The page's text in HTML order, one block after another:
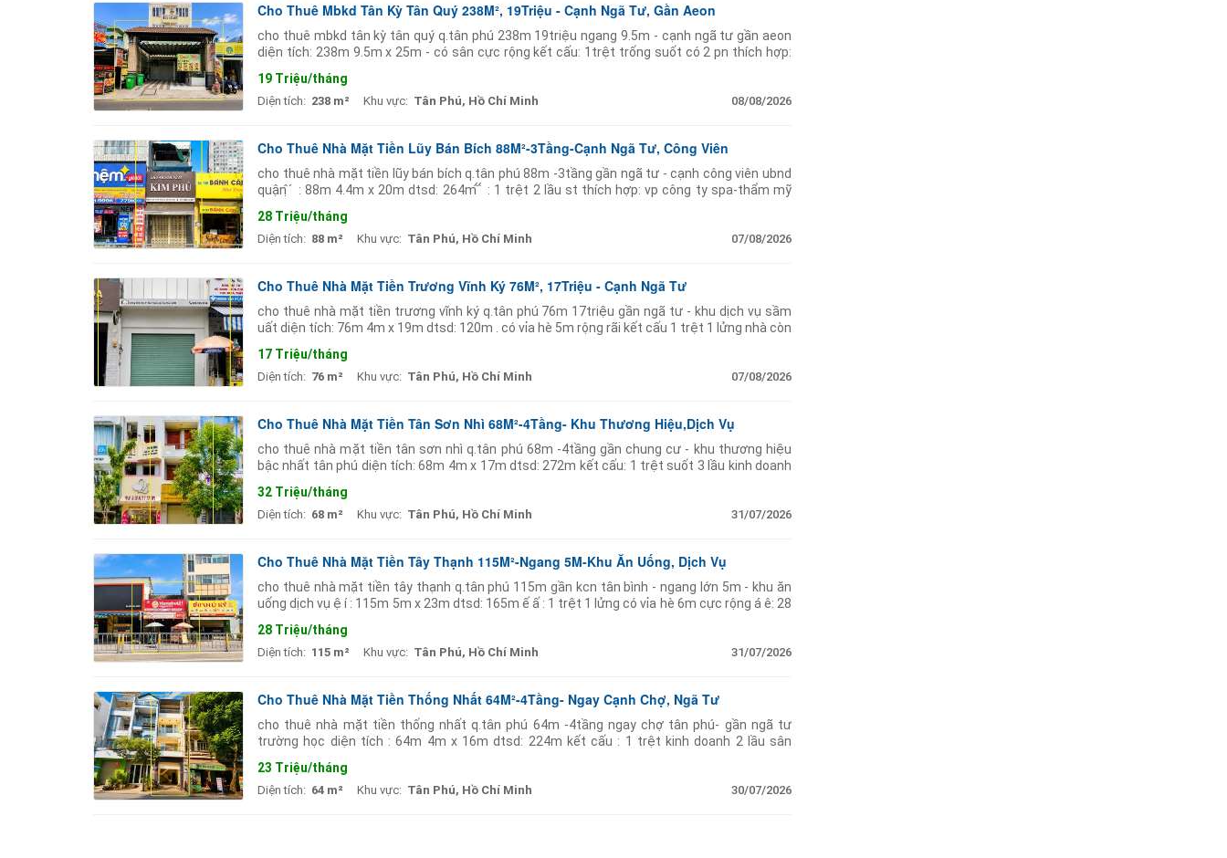
Cho Thuê Mbkd Tân Kỳ Tân Quý 238M², 19Triệu - Cạnh Ngã Tư, Gần Aeon
cho thuê mbkd tân kỳ tân quý q.tân phú 238m 19triệu ngang 9.5m - cạnh ngã tư gần aeon
diện tích: 238m 9.5m x 25m - có sân cực rộng kết cấu: 1trệt trống suốt có 2 pn thích hợp:
19 Triệu/tháng
Diện tích: 238 m² Khu vực: Tân Phú, Hồ Chí Minh 08/08/2026
Cho Thuê Nhà Mặt Tiền Lũy Bán Bích 88M²-3Tầng-Cạnh Ngã Tư, Công Viên
cho thuê nhà mặt tiền lũy bán bích q.tân phú 88m -3tầng gần ngã tư - cạnh công viên ubnd
quận ̣̂ ́ : 88m 4.4m x 20m dtsd: 264m ̂́ ̂́ : 1 trệt 2 lầu st thích hợp: vp công ty spa-thẩm mỹ
28 Triệu/tháng
Diện tích: 88 m² Khu vực: Tân Phú, Hồ Chí Minh 07/08/2026
Cho Thuê Nhà Mặt Tiền Trương Vĩnh Ký 76M², 17Triệu - Cạnh Ngã Tư
cho thuê nhà mặt tiền trương vĩnh ký q.tân phú 76m 17triệu gần ngã tư - khu dịch vụ sầm
uất diện tích: 76m 4m x 19m dtsd: 120m . có vỉa hè 5m rộng rãi kết cấu 1 trệt 1 lửng nhà còn
17 Triệu/tháng
Diện tích: 76 m² Khu vực: Tân Phú, Hồ Chí Minh 07/08/2026
Cho Thuê Nhà Mặt Tiền Tân Sơn Nhì 68M²-4Tầng- Khu Thương Hiệu,Dịch Vụ
cho thuê nhà mặt tiền tân sơn nhì q.tân phú 68m -4tầng gần chung cư - khu thương hiệu
bậc nhất tân phú diện tích: 68m 4m x 17m dtsd: 272m kết cấu: 1 trệt suốt 3 lầu kinh doanh
32 Triệu/tháng
Diện tích: 68 m² Khu vực: Tân Phú, Hồ Chí Minh 31/07/2026
Cho Thuê Nhà Mặt Tiền Tây Thạnh 115M²-Ngang 5M-Khu Ăn Uống, Dịch Vụ
cho thuê nhà mặt tiền tây thạnh q.tân phú 115m gần kcn tân bình - ngang lớn 5m - khu ăn
uống dịch vụ ệ í : 115m 5m x 23m dtsd: 165m ế ấ : 1 trệt 1 lửng có vỉa hè 6m cực rộng á ê: 28
28 Triệu/tháng
Diện tích: 115 m² Khu vực: Tân Phú, Hồ Chí Minh 31/07/2026
Cho Thuê Nhà Mặt Tiền Thống Nhất 64M²-4Tầng- Ngay Cạnh Chợ, Ngã Tư
cho thuê nhà mặt tiền thống nhất q.tân phú 64m -4tầng ngay chợ tân phú- gần ngã tư
trường học diện tích : 64m 4m x 16m dtsd: 224m kết cấu : 1 trệt kinh doanh 2 lầu sân
23 Triệu/tháng
Diện tích: 64 m² Khu vực: Tân Phú, Hồ Chí Minh 30/07/2026